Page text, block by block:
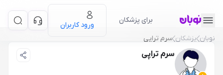
برای پزشکان
ورود کاربران
نوبان پزشکان سرم تراپی
سرم تراپی